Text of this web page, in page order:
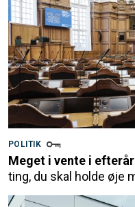
POLITIK
Meget i vente i
ting, du skal holde øje